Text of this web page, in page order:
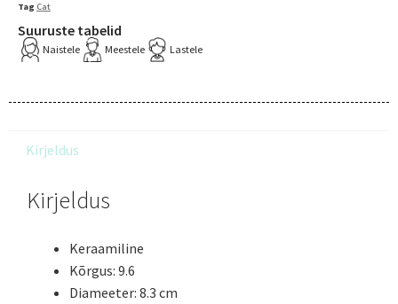
Tag Cat
Suuruste tabelid
Naistele Meestele Lastele
Kirjeldus
Kirjeldus
Keraamiline
Kõrgus: 9.6
Diameeter: 8.3 cm